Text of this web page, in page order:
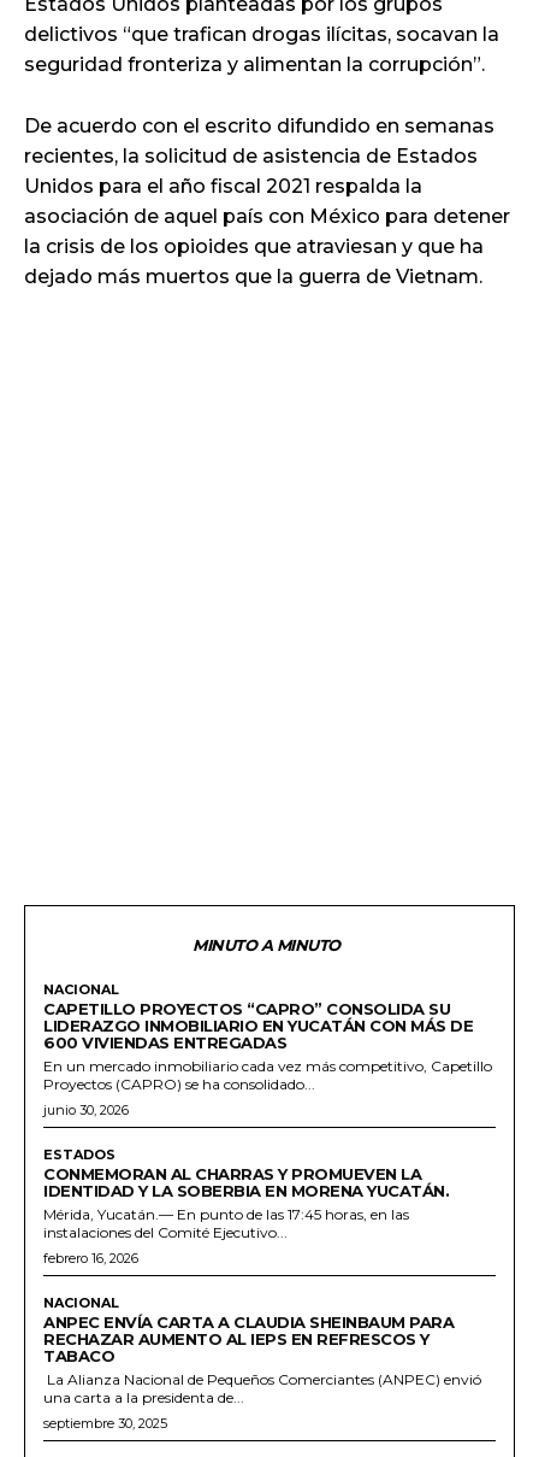
delictivos “que trafican drogas ilícitas, socavan la
seguridad fronteriza y alimentan la corrupción”.
De acuerdo con el escrito difundido en semanas
recientes, la solicitud de asistencia de Estados
Unidos para el año fiscal 2021 respalda la
asociación de aquel país con México para detener
la crisis de los opioides que atraviesan y que ha
dejado más muertos que la guerra de Vietnam.
MINUTO A MINUTO
NACIONAL
CAPETILLO PROYECTOS “CAPRO” CONSOLIDA SU
LIDERAZGO INMOBILIARIO EN YUCATÁN CON MÁS DE
600 VIVIENDAS ENTREGADAS
En un mercado inmobiliario cada vez más competitivo, Capetillo
Proyectos (CAPRO) se ha consolidado...
junio 30, 2026
ESTADOS
CONMEMORAN AL CHARRAS Y PROMUEVEN LA
IDENTIDAD Y LA SOBERBIA EN MORENA YUCATÁN.
Mérida, Yucatán.— En punto de las 17:45 horas, en las
instalaciones del Comité Ejecutivo...
febrero 16, 2026
NACIONAL
ANPEC ENVÍA CARTA A CLAUDIA SHEINBAUM PARA
RECHAZAR AUMENTO AL IEPS EN REFRESCOS Y
TABACO
La Alianza Nacional de Pequeños Comerciantes (ANPEC) envió
una carta a la presidenta de...
septiembre 30, 2025